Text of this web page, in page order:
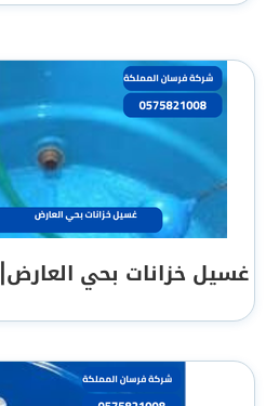
غسيل خزانات بحي العارض|0575821008